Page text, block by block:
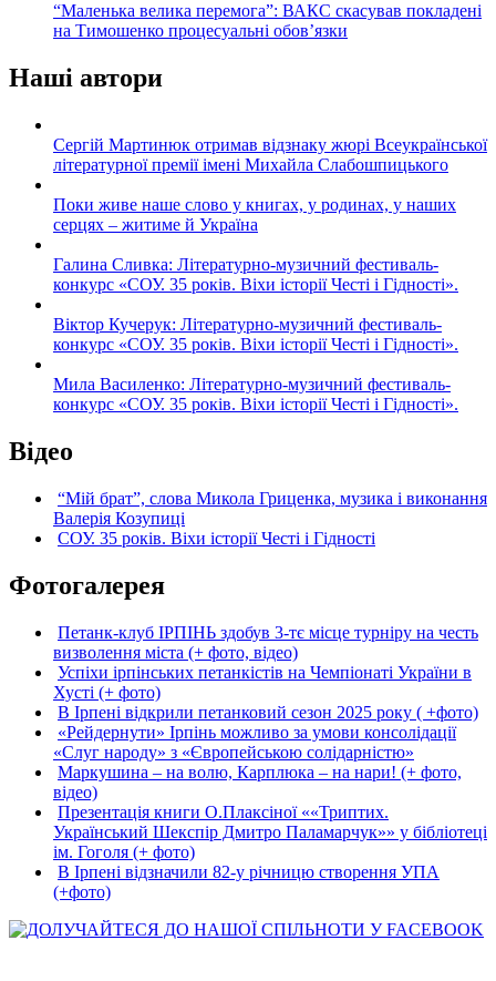
“Маленька велика перемога”: ВАКС скасував покладені
на Тимошенко процесуальні обов’язки
Наші автори
Сергій Мартинюк отримав відзнаку жюрі Всеукраїнської
літературної премії імені Михайла Слабошпицького
Поки живе наше слово у книгах, у родинах, у наших
серцях – житиме й Україна
Галина Сливка: Літературно-музичний фестиваль-
конкурс «СОУ. 35 років. Віхи історії Честі і Гідності».
Віктор Кучерук: Літературно-музичний фестиваль-
конкурс «СОУ. 35 років. Віхи історії Честі і Гідності».
Мила Василенко: Літературно-музичний фестиваль-
конкурс «СОУ. 35 років. Віхи історії Честі і Гідності».
Відео
“Мій брат”, слова Микола Гриценка, музика і виконання
Валерія Козупиці
СОУ. 35 років. Віхи історії Честі і Гідності
Фотогалерея
Петанк-клуб ІРПІНЬ здобув 3-тє місце турніру на честь
визволення міста (+ фото, відео)
Успіхи ірпінських петанкістів на Чемпіонаті України в
Хусті (+ фото)
В Ірпені відкрили петанковий сезон 2025 року ( +фото)
«Рейдернути» Ірпінь можливо за умови консолідації
«Слуг народу» з «Європейською солідарністю»
Маркушина – на волю, Карплюка – на нари! (+ фото,
відео)
Презентація книги О.Плаксіної ««Триптих.
Український Шекспір Дмитро Паламарчук»» у бібліотеці
ім. Гоголя (+ фото)
В Ірпені відзначили 82-у річницю створення УПА
(+фото)